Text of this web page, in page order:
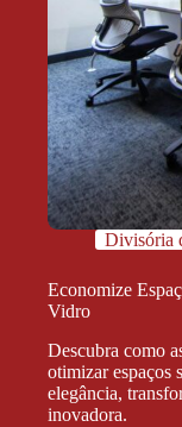
Divisória
Economize
Vidro
Descubra como
otimizar espaços
elegância,
inovadora.